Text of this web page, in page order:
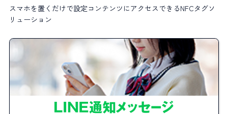
スマホを置くだけで設定コンテンツにアクセスできるNFCタグソ
リューション